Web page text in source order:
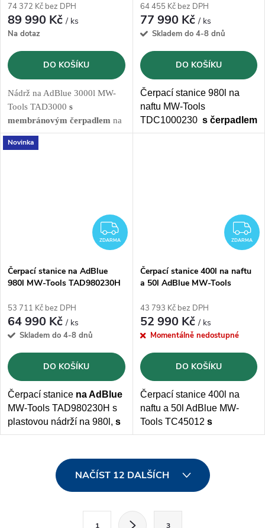
74 372 Kč bez DPH
89 990 Kč/ ks
Na dotaz
DO KOŠÍKU
Nádrž na AdBlue 3000l MW-
Tools TAD3000 s
membránovým čerpadlem na
230V apočítadlem litrů
64 455 Kč bez DPH
77 990 Kč/ ks
Skladem do 4-8 dnů
DO KOŠÍKU
Čerpací stanice 980l na
naftu MW-Tools
TDC1000230 s čerpadlem
na 230Vs průtokem
Novinka
ZDARMA
ZDARMA
Čerpací stanice na AdBlue
980l MW-Tools TAD980230H
53 711 Kč bez DPH
64 990 Kč/ ks
Skladem do 4-8 dnů
DO KOŠÍKU
Čerpací stanice na AdBlue
MW-Tools TAD980230H s
plastovou nádrží na 980l, s
čerpadlem 12V nebo
automatickou pistolí.
ZDARMA
Čerpací stanice 400l na naftu
a 50l AdBlue MW-Tools
pistolí
43 793 Kč bez DPH
52 990 Kč/ ks
Momentálně nedostupné
DO KOŠÍKU
Čerpací stanice 400l na
naftu a 50l AdBlue MW-
Tools TC45012 s
čerpadlem 12Va pistolí s
50l na AdBlue
čerpadlem na 12V, 4
metrovou výtlačnou hadicí a
NAČÍST 12 DALŠÍCH
1 3